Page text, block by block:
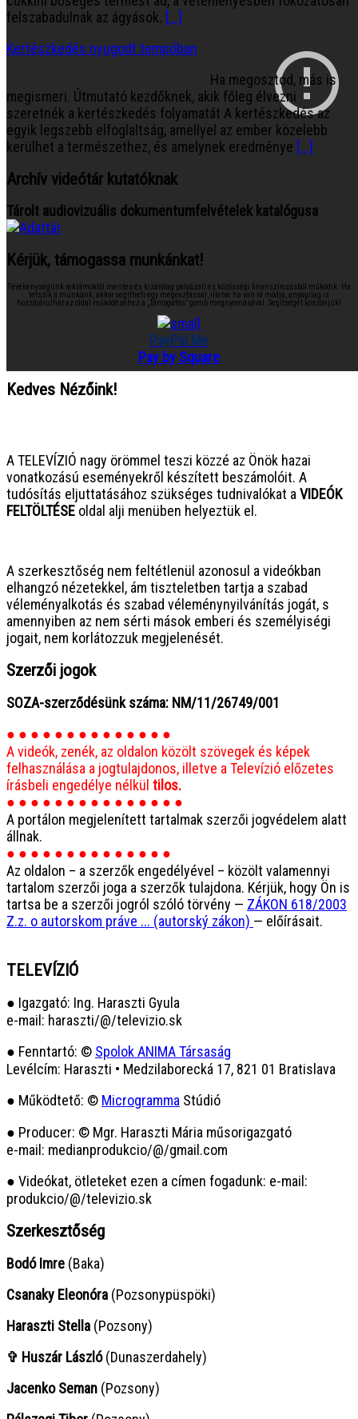
felszabadulnak az ágyások. [...]
Kertészkedés nyugodt tempóban
Ha megosztod, más is
megismeri. Útmutató kezdőknek, akik főleg élvezni
szeretnék a kertészkedés folyamatát A kertészkedés az
egyik legszebb elfoglaltság, amellyel az ember közelebb
kerülhet a természethez, és amelynek eredménye [...]
Archív videótár kutatóknak
Tárolt audiovizuális dokumentumfelvételek katalógusa
Kérjük, támogassa munkánkat!
Tevékenységünk reklámoktól mentes és kizárólag pályázati és közösségi finanszírozásból működik. Ha
tetszik a munkánk, akkor segítheti egy megosztással, illetve ha van rá módja, anyagilag is
hozzájárulhat az oldal működéséhez a „Támogatás” gomb megnyomásával. Segítségét köszönjük!
PayPal.Me
Pay by Square
Kedves Nézőink!
A TELEVÍZIÓ nagy örömmel teszi közzé az Önök hazai
vonatkozású eseményekről készített beszámolóit. A
tudósítás eljuttatásához szükséges tudnivalókat a VIDEÓK
FELTÖLTÉSE oldal alji menüben helyeztük el.
A szerkesztőség nem feltétlenül azonosul a videókban
elhangzó nézetekkel, ám tiszteletben tartja a szabad
véleményalkotás és szabad véleménynyilvánítás jogát, s
amennyiben az nem sérti mások emberi és személyiségi
jogait, nem korlátozzuk megjelenését.
Szerzői jogok
SOZA-szerződésünk száma: NM/11/26749/001
● ● ● ● ● ● ● ● ● ● ● ● ● ●
A videók, zenék, az oldalon közölt szövegek és képek
felhasználása a jogtulajdonos, illetve a Televízió előzetes
írásbeli engedélye nélkül tilos.
● ● ● ● ● ● ● ● ● ● ● ● ● ● ●
A portálon megjelenített tartalmak szerzői jogvédelem alatt
állnak.
● ● ● ● ● ● ● ● ● ● ● ● ● ●
Az oldalon – a szerzők engedélyével – közölt valamennyi
tartalom szerzői joga a szerzők tulajdona. Kérjük, hogy Ön is
tartsa be a szerzői jogról szóló törvény — ZÁKON 618/2003
Z.z. o autorskom práve ... (autorský zákon) — előírásait.
TELEVÍZIÓ
● Igazgató: Ing. Haraszti Gyula
e-mail: haraszti/@/televizio.sk
● Fenntartó: © Spolok ANIMA Társaság
Levélcím: Haraszti • Medzilaborecká 17, 821 01 Bratislava
● Működtető: © Microgramma Stúdió
● Producer: © Mgr. Haraszti Mária műsorigazgató
e-mail: medianprodukcio/@/gmail.com
● Videókat, ötleteket ezen a címen fogadunk: e-mail:
produkcio/@/televizio.sk
Szerkesztőség
Bodó Imre (Baka)
Csanaky Eleonóra (Pozsonypüspöki)
Haraszti Stella (Pozsony)
✞ Huszár László(Dunaszerdahely)
Jacenko Seman (Pozsony)